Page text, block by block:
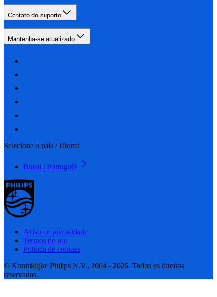
Contato de suporte
Mantenha-se atualizado
Selecione o país / idioma
Brasil / Português
Aviso de privacidade
Termos de uso
Política de cookies
© Koninklijke Philips N.V., 2004 - 2026. Todos os direitos
reservados.